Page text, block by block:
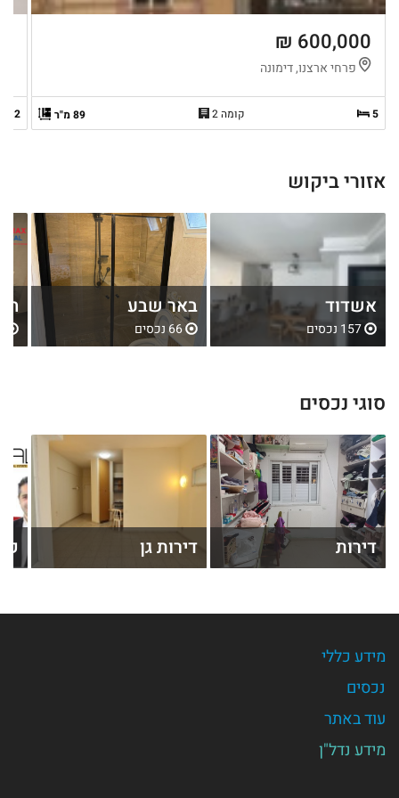
600,000 ₪
פרחי ארצנו, דימונה
5 קומה 2 89 מ"ר 2
אזורי ביקוש
אשדוד
157 נכסים
באר שבע
66 נכסים
סוגי נכסים
דירות דירות גן
מידע כללי
נכסים
עוד באתר
מידע נדל"ן